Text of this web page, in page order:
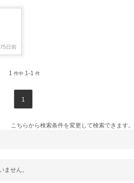
日前
1 件中 1-1 件
1
こちらから検索条件を変更して検索できます。
ません。